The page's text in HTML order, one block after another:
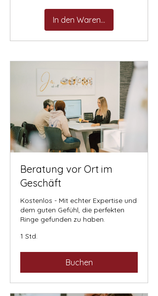
In den Warenkorb
Beratung vor Ort im
Geschäft
Kostenlos - Mit echter Expertise und
dem guten Gefühl, die perfekten
Ringe gefunden zu haben.
1 Std.
Buchen